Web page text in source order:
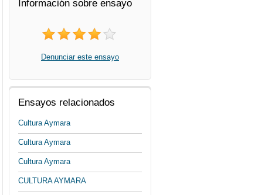
Información sobre ensayo
Denunciar este ensayo
Ensayos relacionados
Cultura Aymara
Cultura Aymara
Cultura Aymara
CULTURA AYMARA